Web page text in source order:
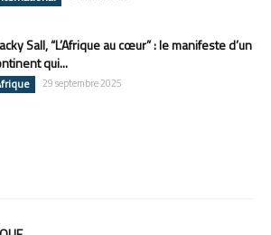
Sall, “L’Afrique au cœur” : le manifeste d’un
qui...
29 septembre 2025